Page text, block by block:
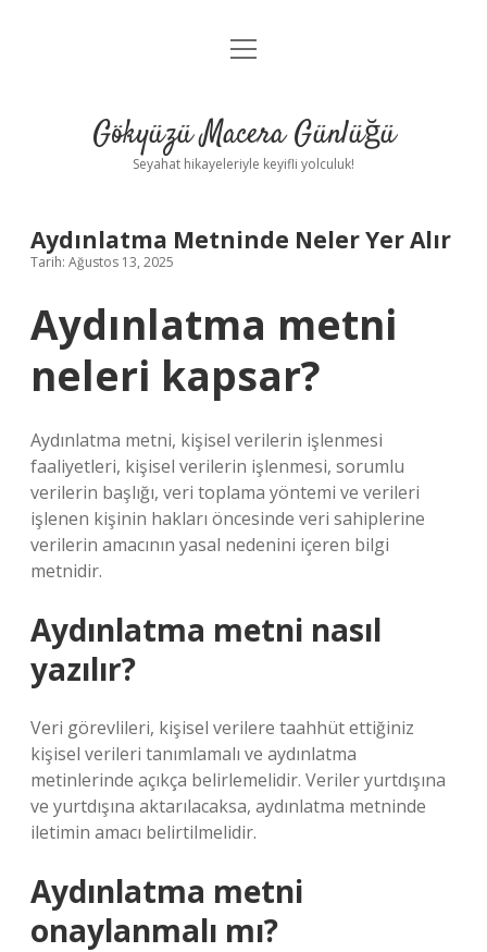
Anasayfa
Yasal Uyarı
menüyü
Gökyüzü Macera Günlüğü
Seyahat hikayeleriyle keyifli yolculuk!
Aydınlatma Metninde Neler Yer Alır
Tarih: Ağustos 13, 2025
Aydınlatma metni
neleri kapsar?
Aydınlatma metni, kişisel verilerin işlenmesi
faaliyetleri, kişisel verilerin işlenmesi, sorumlu
verilerin başlığı, veri toplama yöntemi ve verileri
işlenen kişinin hakları öncesinde veri sahiplerine
verilerin amacının yasal nedenini içeren bilgi
metnidir.
Aydınlatma metni nasıl
yazılır?
Veri görevlileri, kişisel verilere taahhüt ettiğiniz
kişisel verileri tanımlamalı ve aydınlatma
metinlerinde açıkça belirlemelidir. Veriler yurtdışına
ve yurtdışına aktarılacaksa, aydınlatma metninde
iletimin amacı belirtilmelidir.
Aydınlatma metni
onaylanmalı mı?